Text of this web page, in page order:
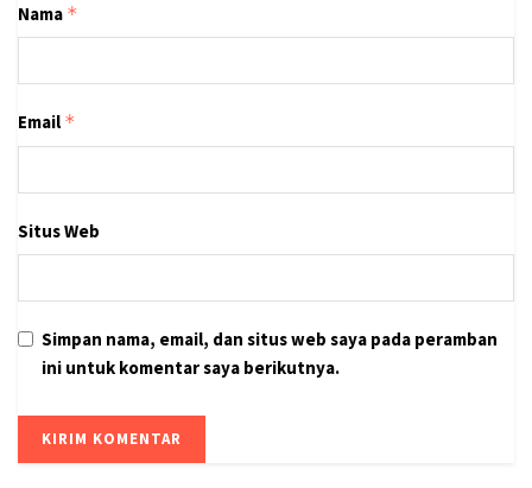
Nama *
Email *
Situs Web
Simpan nama, email, dan situs web saya pada peramban
ini untuk komentar saya berikutnya.